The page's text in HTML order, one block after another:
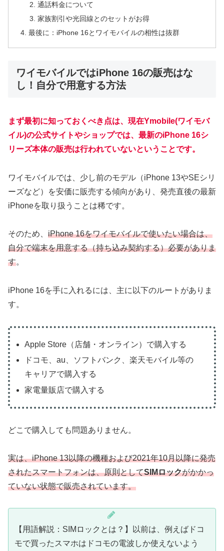
通話料金について
家族割引や光回線とのセットがお得
最後に：iPhone 16とワイモバイルの相性は抜群
ワイモバイルではiPhone 16の販売はな
し！自分で用意する方法
まず最初に知っておくべき点は、現在Ymobile(ワイモバ
イル)の公式サイトやショップでは、最新のiPhone 16シ
リーズ本体の販売は行われていないということです。
ワイモバイルでは、少し前のモデル（iPhone 13やSEシリ
ーズなど）を安価に販売する傾向があり、発売直後の最新
iPhoneを取り扱うことは稀です。
そのため、 iPhone 16をワイモバイルで使いたい場合は、
自分で端末を用意する（持ち込み契約する）必要がありま
す。
iPhone 16を手に入れるには、主に以下のルートがありま
す。
Apple Store（店舗・オンライン）で購入する
ドコモ、au、ソフトバンク、楽天モバイル等の
キャリアで購入する
家電量販店で購入する
どこで購入しても問題ありません。
実は、iPhone 13以降の機種および2021年10月以降に発売
されたスマートフォンは、原則としてSIMロックがかかっ
ていない状態で販売されています。
【用語解説：SIMロックとは？】以前は、例えばドコ
モで買ったスマホはドコモの電波しか使えないよう